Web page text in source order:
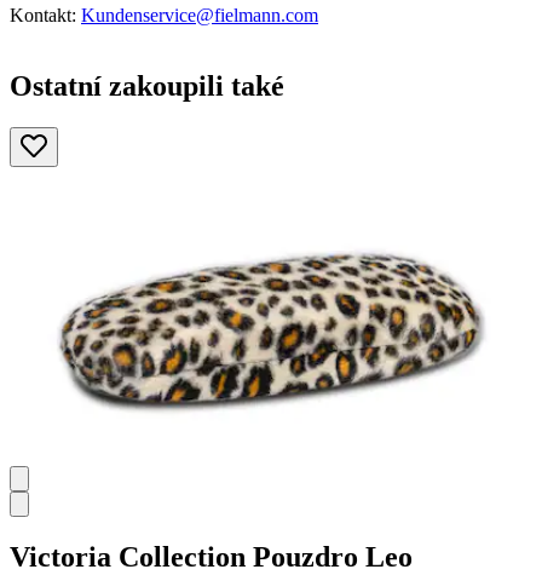
Kontakt: Kundenservice@fielmann.com
Ostatní zakoupili také
Victoria Collection Pouzdro Leo